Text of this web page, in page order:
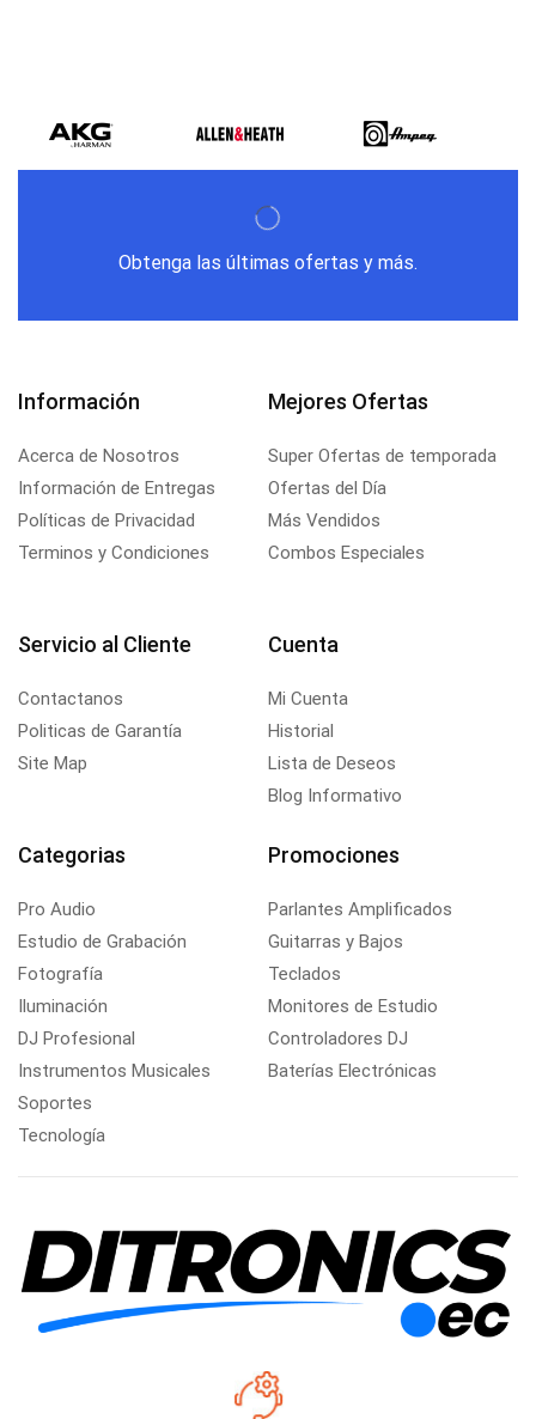
Obtenga las últimas ofertas y más.
Información
Acerca de Nosotros
Información de Entregas
Políticas de Privacidad
Terminos y Condiciones
Mejores Ofertas
Super Ofertas de temporada
Ofertas del Día
Más Vendidos
Combos Especiales
Servicio al Cliente
Contactanos
Politicas de Garantía
Site Map
Cuenta
Mi Cuenta
Historial
Lista de Deseos
Blog Informativo
Categorias
Pro Audio
Estudio de Grabación
Fotografía
Iluminación
DJ Profesional
Instrumentos Musicales
Soportes
Tecnología
Promociones
Parlantes Amplificados
Guitarras y Bajos
Teclados
Monitores de Estudio
Controladores DJ
Baterías Electrónicas